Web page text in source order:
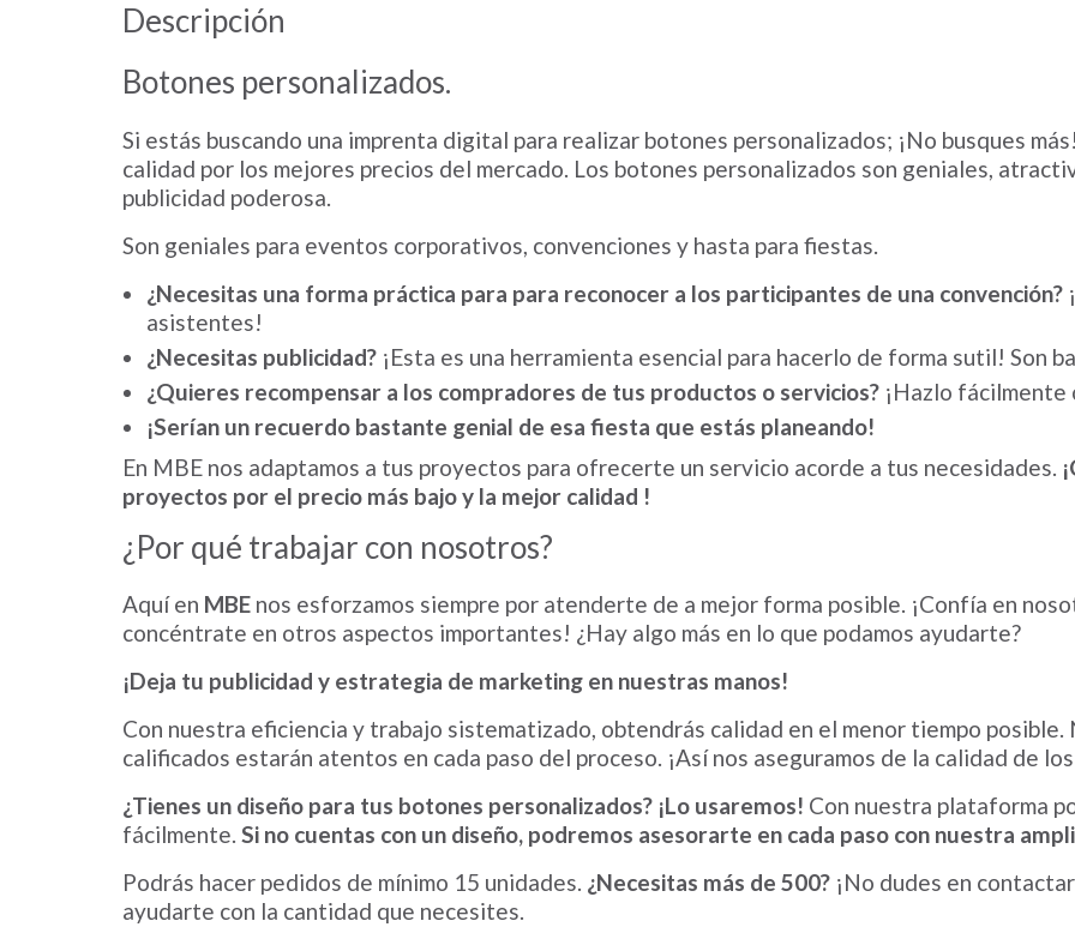
Descripción
Botones personalizados.
Si estás buscando una imprenta digital para realizar botones personalizados; ¡No busques
calidad por los mejores precios del mercado. Los botones personalizados son geniales,
publicidad poderosa.
Son geniales para eventos corporativos, convenciones y hasta para fiestas.
¿Necesitas una forma práctica para para reconocer a los participantes de una convención?
asistentes!
¿Necesitas publicidad? ¡Esta es una herramienta esencial para hacerlo de forma sutil! Son
¿Quieres recompensar a los compradores de tus productos o servicios? ¡Hazlo
¡Serían un recuerdo bastante genial de esa fiesta que estás planeando!
En MBE nos adaptamos a tus proyectos para ofrecerte un servicio acorde a tus necesidades.
proyectos por el precio más bajo y la mejor calidad !
¿Por qué trabajar con nosotros?
Aquí en MBE nos esforzamos siempre por atenderte de a mejor forma posible. ¡Confía en
concéntrate en otros aspectos importantes! ¿Hay algo más en lo que podamos ayudarte?
¡Deja tu publicidad y estrategia de marketing en nuestras manos!
Con nuestra eficiencia y trabajo sistematizado, obtendrás calidad en el menor tiempo
calificados estarán atentos en cada paso del proceso. ¡Así nos aseguramos de la calidad de
¿Tienes un diseño para tus botones personalizados? ¡Lo usaremos! Con nuestra plataforma
fácilmente. Si no cuentas con un diseño, podremos asesorarte en cada paso con nuestra
Podrás hacer pedidos de mínimo 15 unidades. ¿Necesitas más de 500? ¡No dudes en
ayudarte con la cantidad que necesites.